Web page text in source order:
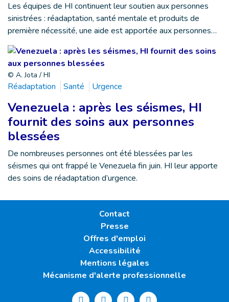
Les équipes de HI continuent leur soutien aux personnes
sinistrées : réadaptation, santé mentale et produits de
première nécessité, une aide est apportée aux personnes…
© A. Jota / HI
Réadaptation Santé Urgence
Venezuela : après les séismes, HI
fournit des soins aux personnes
blessées
De nombreuses personnes ont été blessées par les
séismes qui ont frappé le Venezuela fin juin. HI leur apporte
des soins de réadaptation d’urgence.
Contact
Presse
Offres d'emploi
Accessibilité
Mentions légales
Mécanisme d'alerte professionnelle